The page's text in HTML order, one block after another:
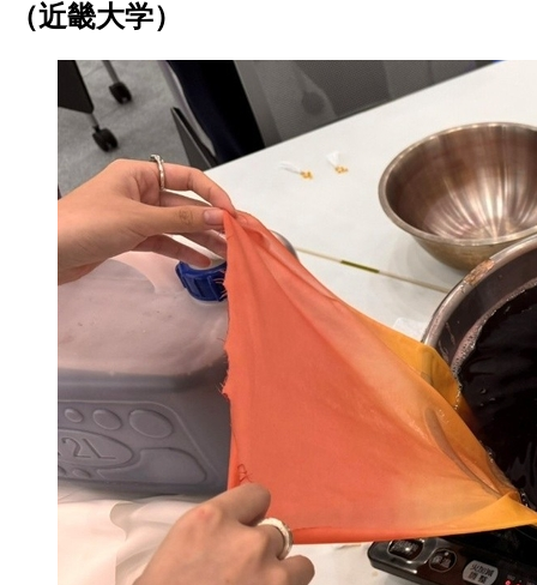
（近畿大学）